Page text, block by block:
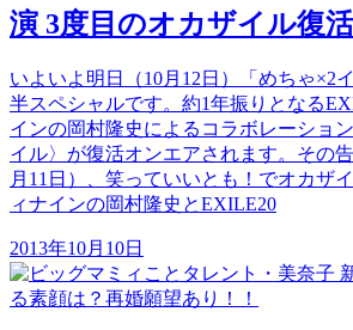
演 3度目のオカザイル復活
いよいよ明日（10月12日）「めちゃ×2
半スペシャルです。約1年振りとなる
インの岡村隆史によるコラボレーショ
イル〉が復活オンエアされます。その
月11日）、笑っていいとも！でオカザ
ィナインの岡村隆史とEXILE20
2013年10月10日